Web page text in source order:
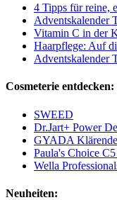
4 Tipps für reine,
Adventskalender
Vitamin C in der
Haarpflege: Auf
Adventskalender
Cosmeterie entdecken:
SWEED
Dr.Jart+ Power
GYADA
Paula's Choice
Wella
Neuheiten: